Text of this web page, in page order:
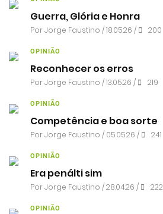
Guerra, Glória e Honra
PorJorge Faustino / 18.05.26 / 200
OPINIÃO
Reconhecer os erros
PorJorge Faustino / 13.05.26 / 219
OPINIÃO
Competência e boa sorte
PorJorge Faustino / 05.05.26 / 241
OPINIÃO
Era penálti sim
PorJorge Faustino / 28.04.26 / 222
OPINIÃO